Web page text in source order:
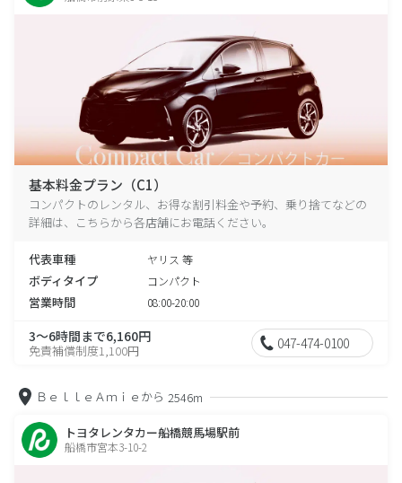
基本料金プラン（C1）
コンパクトのレンタル、お得な割引料金や予約、乗り捨てなどの
詳細は、こちらから各店舗にお電話ください。
代表車種 ヤリス 等
ボディタイプ コンパクト
営業時間 08:00-20:00
3～6時間まで6,160円
免責補償制度1,100円 047-474-0100
ＢｅｌｌｅＡｍｉｅから 2546m
トヨタレンタカー船橋競馬場駅前
船橋市宮本3-10-2